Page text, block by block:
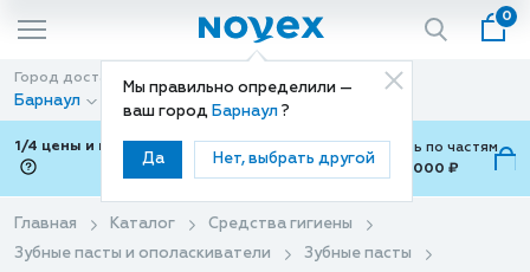
Мы правильно определили —
ваш город Барнаул ?
Да Нет, выбрать другой
0
Город доставки
Барнаул
Способ доставки
Доставка
1/4 цены и покупки ваши с Подели
Можно оплатить по частям
от 700 ₽ до 15,000 ₽
Главная Каталог
Средства гигиены
Зубные пасты и ополаскиватели
Зубные пасты